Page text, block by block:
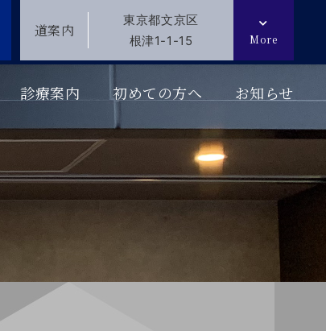
道案内
東京都文京区
根津1-1-15
More
診療案内 初めての方へ お知らせ